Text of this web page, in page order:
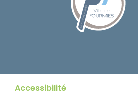
Accessibilité